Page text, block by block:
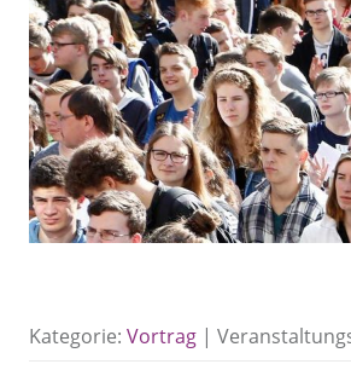
Kategorie: Vortrag |